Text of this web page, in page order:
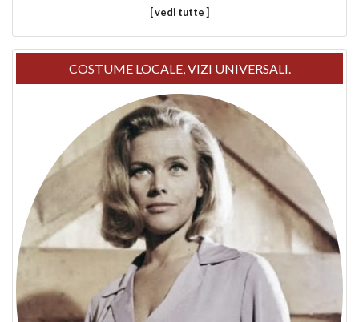
[ vedi tutte ]
COSTUME LOCALE, VIZI UNIVERSALI.